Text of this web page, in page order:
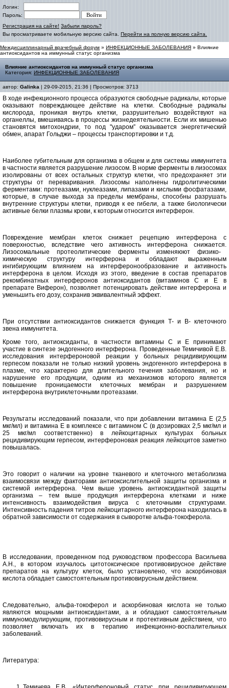
Логин:
Пароль:
Регистрация на сайте! Забыли пароль?
Вы просматриваете мобильную версию сайта. Перейти на полную версию сайта.
Междисциплинарный врачебный форум » ИНФЕКЦИОННЫЕ ЗАБОЛЕВАНИЯ » Влияние
антиоксидантов на иммунный статус организма
Влияние антиоксидантов на иммунный статус организма
Категория: ИНФЕКЦИОННЫЕ ЗАБОЛЕВАНИЯ
автор: Galinka | 29-09-2015, 21:36 | Просмотров: 3713
В ходе инфекционного процесса образуются свободные радикалы, которые
оказывают повреждающее действие на клетки. Свободные радикалы
кислорода, проникая внутрь клетки, разрушительно воздействуют на
органеллы, вмешиваясь в процессы жизнедеятельности. Если их мишенью
становятся
митохондрии, то под "ударом” оказывается энергетический
обмен, апарат Гольджи – процессы транспортировки и т.д.
Наиболее губительным для организмав общем и для системы иммунитета
в частности является разрушение лизосом. В норме ферменты в лизосомах
изолированы от всех остальных структур клетки, что предохраняет эти
структуры от
переваривания.Лизосомы наполнены гидролитическими
ферментами: протеазами, нуклеазами, липазами и кислыми фосфатазами,
которые, в случае выхода за пределы мембраны, способны разрушать
внутренние структуры клетки, приводя к ее гибели, а также биологически
активные белки плазмы крови, к которым относится интерферон.
Повреждение мембран клеток снижает рецепцию интерферонас
поверхностью, вследствие чего активностьинтерферона снижается.
Лизосомальные протеолитические ферменты изменяюют физико-
химическую структуру интерферонаи обладают выраженным
ингибирующим влиянием на интерферонообразование и активность
интерферона в целом. Исходя из этого, введение в состав препаратов
рекомбинатных интерферонов антиоксидантов (витаминов С и Е в
препарате Виферон), позволяет потенцировать действие интерферона и
уменьшить его дозу, сохранив эквивалентный эффект.
Приотсутствии антиоксидантов снижается функция Т- и В- клеточного
звена иммунитета.
Кроме того, антиоксиданты, в частности витамины С и Е принимают
участие в синтезе эндогенного интерферона. Проведенные Темичивой Е.В.
исследования интерфероновой реакции у больных рецидивирующим
герпесом показали не только низкий уровень эндогенного интерферона в
плазме, что характерно для
длительного течения заболевания, но и
нарушение его продукции, одним из
механизмов которого является
повышение проницаемости клеточных
мембран и разрушением
интерферона внутриклеточными протеазами.
Результаты исследований показали, что при добавлении витамина Е (2,5
мкг/мл) и витамина Е в комплексе с витамином С (в дозировках 2,5 мкг/мл и
25 мкг/мл соответственно) в лейкоцитарных культурах больных
рецидивирующим герпесом, интерфероновая реакция лейкоцитов заметно
повышалась.
Это говорит о наличии на уровне тканевого и клеточного метаболизма
взаимосвязи между факторами антиоксислительной защиты организма и
системой интерферона. Чем
выше уровень антиоксидантной защиты
организма – тем выше
продукция интерферона клетками и ниже
интенсивность
взаимодействия вируса с клеточными структурами.
Интенсивность падения титров лейкоцитарного интерферона находилась в
обратной зависимости от содержания в сыворотке альфа-токоферола.
В исследовании, проведенном под руководством профессора Васильева
А.Н., в котором изучалось цитотоксическое противовирусное действие
препаратов на культуру клеток,
было установлено, что аскорбиновая
кислота обладает самостоятельным противовирусным действием.
Следовательно, альфа-токоферол и аскорбиновая кислота не только
являются мощными антиоксидантами, а и обладают самостоятельным
иммуномодулирующим, противовирусным и протективным действием, что
позволяет включать их в терапию инфекционно-воспалительных
заболеваний.
Литература: